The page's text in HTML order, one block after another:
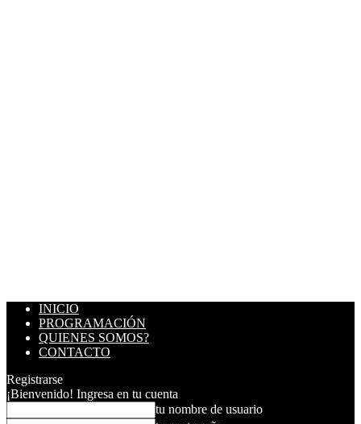
INICIO
PROGRAMACIÓN
QUIENES SOMOS?
CONTACTO
Registrarse
¡Bienvenido! Ingresa en tu cuenta
tu nombre de usuario